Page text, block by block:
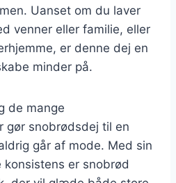
Uanset om du laver
venner eller familie, eller
er denne dej en
minder på.
de mange
gør snobrødsdej til en
går af mode. Med sin
er snobrød